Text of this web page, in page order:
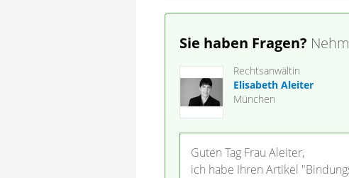
Sie haben Fragen?
Rechtsanwältin
Elisabeth Aleiter
München
Guten Tag Frau Aleiter,
ich habe Ihren Artikel